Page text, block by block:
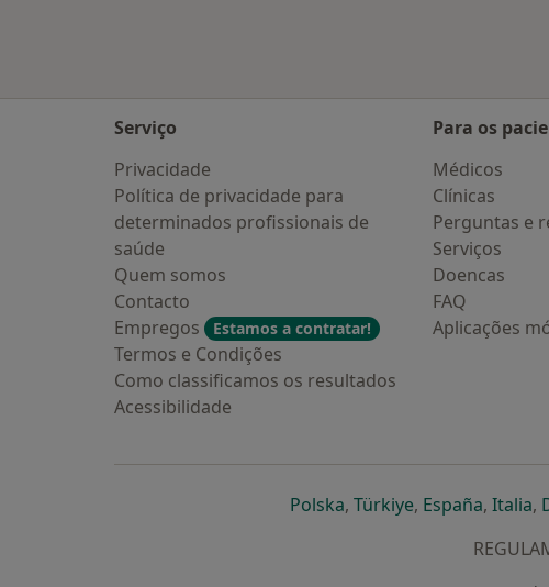
Serviço
Privacidade
Política de privacidade para
determinados profissionais de
saúde
Quem somos
Contacto
Empregos
Estamos a contratar!
Termos e Condições
Como classificamos os resultados
Acessibilidade
Para os
Médicos
Clínicas
Perguntas e
Serviços
Doencas
FAQ
Aplicações
Polskaabre num novo
, Türkiyeabre num novo
, Españaabre
, Italia,